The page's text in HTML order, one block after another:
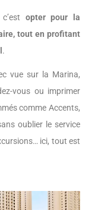
opter pour la
tout en profitant
.
vue sur la Marina,
vous ou imprimer
comme Accents,
oublier le service
ici, tout est